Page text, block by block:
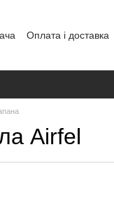
Оплата і доставка
Airfel